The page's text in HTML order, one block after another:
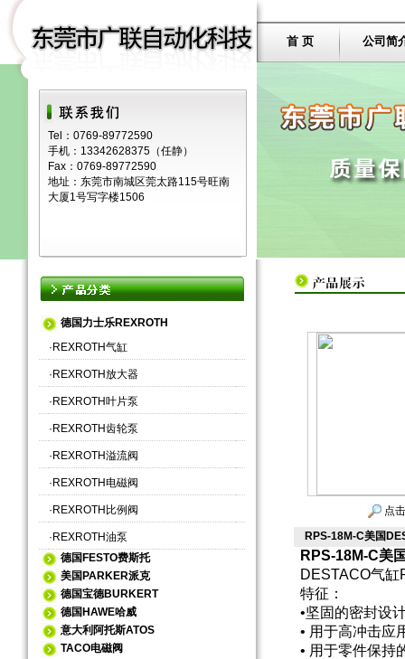
Tel：0769-89772590
手机：13342628375（任静）
Fax：0769-89772590
地址：东莞市南城区莞太路115号旺南
大厦1号写字楼1506
首 页 公司简
德国力士乐REXROTH
· REXROTH气缸
· REXROTH放大器
· REXROTH叶片泵
· REXROTH齿轮泵
· REXROTH溢流阀
· REXROTH电磁阀
· REXROTH比例阀
· REXROTH油泵
德国FESTO费斯托
美国PARKER派克
德国宝德BURKERT
德国HAWE哈威
意大利阿托斯ATOS
TACO电磁阀
点
RPS-18M-C美国
RPS-18M-C美
DESTACO气
特征：
•坚固的密封设
• 用于高冲击应
• 用于零件保持